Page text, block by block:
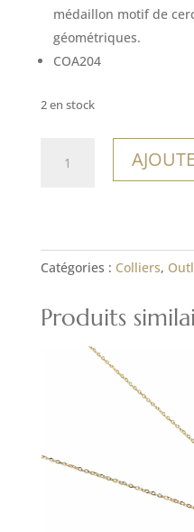
médaillon motif de
géométriques.
COA204
2 en stock
Catégories : Colliers,
Produits